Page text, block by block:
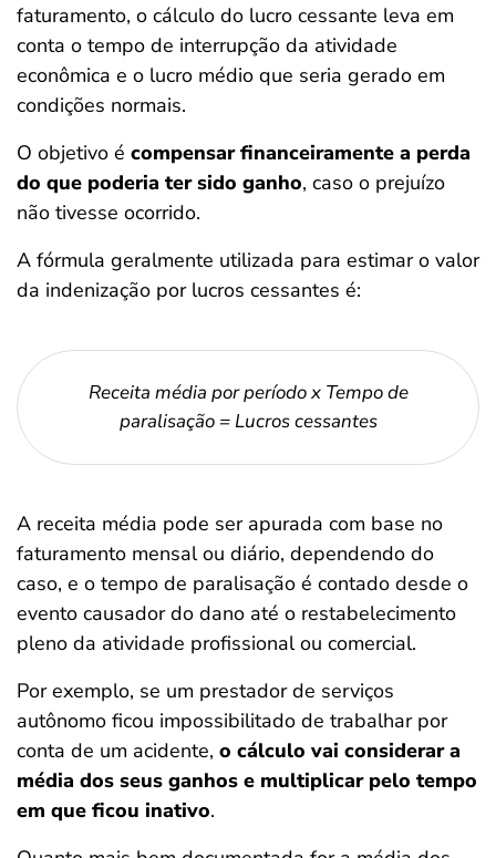
faturamento, o cálculo do lucro cessante leva em
conta o tempo de interrupção da atividade
econômica e o lucro médio que seria gerado em
condições normais.
O objetivo é compensar financeiramente a perda
do que poderia ter sido ganho, caso o prejuízo
não tivesse ocorrido.
A fórmula geralmente utilizada para estimar o valor
da indenização por lucros cessantes é:
Receita média por período x Tempo de
paralisação = Lucros cessantes
A receita média pode ser apurada com base no
faturamento mensal ou diário, dependendo do
caso, e o tempo de paralisação é contado desde o
evento causador do dano até o restabelecimento
pleno da atividade profissional ou comercial.
Por exemplo, se um prestador de serviços
autônomo ficou impossibilitado de trabalhar por
conta de um acidente, o cálculo vai considerar a
média dos seus ganhos e multiplicar pelo tempo
em que ficou inativo.